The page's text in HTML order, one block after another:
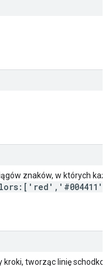
znaków, w których
tworząc linię